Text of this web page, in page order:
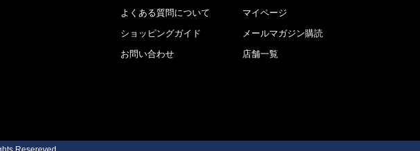
よくある質問について
ショッピングガイド
お問い合わせ
マイページ
メールマガジン購読
店舗一覧